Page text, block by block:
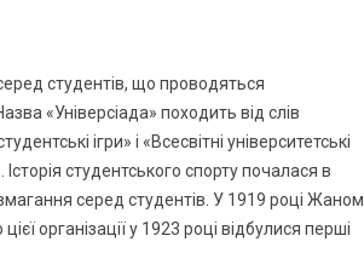
студентів, що проводяться
«Універсіада» походить від слів
ігри» і «Всесвітні університетські
студентського спорту почалася в
серед студентів. У 1919 році Жаном
організації у 1923 році відбулися перші